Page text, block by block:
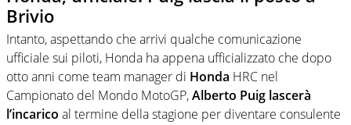
Brivio
Intanto, aspettando che arrivi qualche comunicazione
ufficiale sui piloti, Honda ha appena ufficializzato che dopo
otto anni come team manager di Honda HRC nel
Campionato del Mondo MotoGP,Alberto Puig lascerà
l’incarico al termine della stagione per diventare consulente